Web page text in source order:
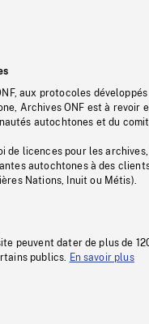
aux protocoles
Archives ONF est à revoir
autochtones et du
de licences pour les
autochtones à des
Nations, Inuit ou Métis).
peuvent dater de plus de
publics.
En savoir plus